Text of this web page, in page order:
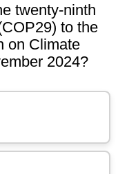
twenty-ninth
to the
on Climate
2024?